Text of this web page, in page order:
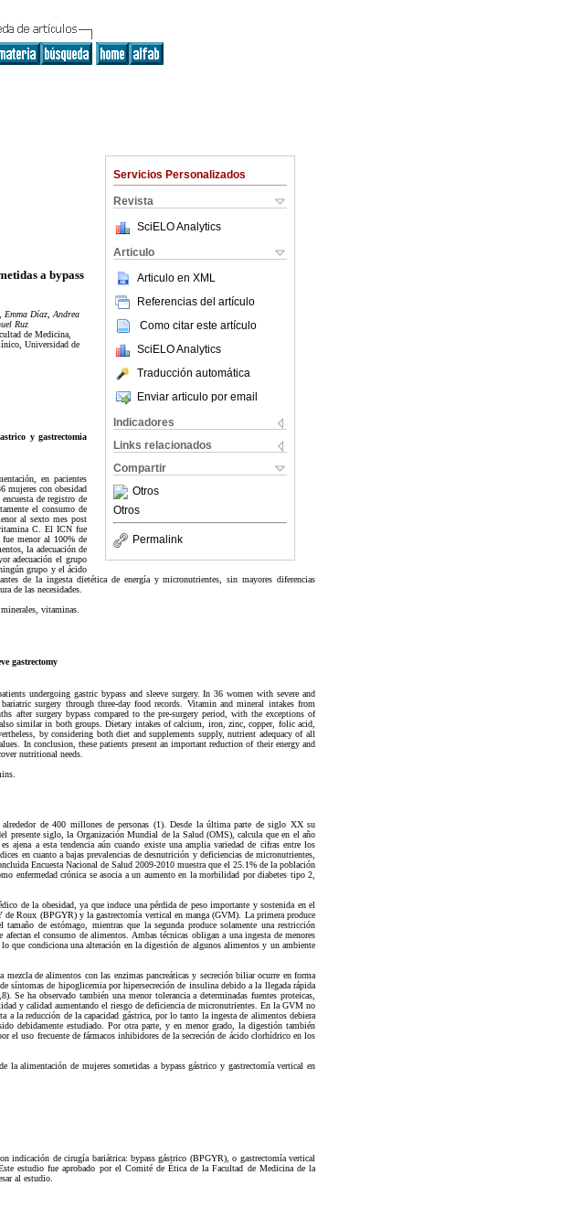
Servicios Personalizados
Revista
SciELO Analytics
Articulo
Articulo en XML
Referencias del artículo
Como citar este artículo
SciELO Analytics
Traducción automática
Enviar articulo por email
Indicadores
Links relacionados
Compartir
Otros
Otros
Permalink
a bypass
Emma Díaz, Andrea
Ruz
de Medicina,
Universidad de
y gastrectomia
en pacientes
mujeres con obesidad
de registro de
el consumo de
al sexto mes post
C. El ICN fue
menor al 100% de
la adecuación de
adecuación el grupo
grupo y el ácido
de la ingesta dietética de energía y micronutrientes, sin mayores diferencias
de las necesidades.
vitaminas.
gastrectomy
undergoing gastric bypass and sleeve surgery. In 36 women with severe and
surgery through three-day food records. Vitamin and mineral intakes from
after surgery bypass compared to the pre-surgery period, with the exceptions of
similar in both groups. Dietary intakes of calcium, iron, zinc, copper, folic acid,
by considering both diet and supplements supply, nutrient adequacy of all
In conclusion, these patients present an important reduction of their energy and
nutritional needs.
de 400 millones de personas (1). Desde la última parte de siglo XX su
presente siglo, la Organización Mundial de la Salud (OMS), calcula que en el año
ajena a esta tendencia aún cuando existe una amplia variedad de cifras entre los
en cuanto a bajas prevalencias de desnutrición y deficiencias de micronutrientes,
Encuesta Nacional de Salud 2009-2010 muestra que el 25.1% de la población
enfermedad crónica se asocia a un aumento en la morbilidad por diabetes tipo 2,
de la obesidad, ya que induce una pérdida de peso importante y sostenida en el
de Roux (BPGYR) y la gastrectomía vertical en manga (GVM). La primera produce
de estómago, mientras que la segunda produce solamente una restricción
el consumo de alimentos. Ambas técnicas obligan a una ingesta de menores
que condiciona una alteración en la digestión de algunos alimentos y un ambiente
de alimentos con las enzimas pancreáticas y secreción biliar ocurre en forma
síntomas de hipoglicemia por hipersecreción de insulina debido a la llegada rápida
Se ha observado también una menor tolerancia a determinadas fuentes proteicas,
y calidad aumentando el riesgo de deficiencia de micronutrientes. En la GVM no
la reducción de la capacidad gástrica, por lo tanto la ingesta de alimentos debiera
debidamente estudiado. Por otra parte, y en menor grado, la digestión también
el uso frecuente de fármacos inhibidores de la secreción de ácido clorhídrico en los
alimentación de mujeres sometidas a bypass gástrico y gastrectomía vertical en
indicación de cirugía bariátrica: bypass gástrico (BPGYR), o gastrectomía vertical
estudio fue aprobado por el Comité de Ética de la Facultad de Medicina de la
al estudio.